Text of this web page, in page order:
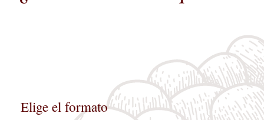
Elige el formato